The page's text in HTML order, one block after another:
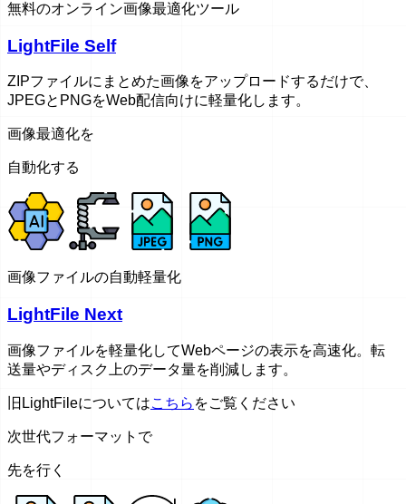
無料のオンライン画像最適化ツール
LightFile Self
ZIPファイルにまとめた画像をアップロードするだけで、
JPEGとPNGをWeb配信向けに軽量化します。
画像最適化を
自動化する
画像ファイルの自動軽量化
LightFile Next
画像ファイルを軽量化してWebページの表示を高速化。転
送量やディスク上のデータ量を削減します。
旧LightFileについてはこちら をご覧ください
次世代フォーマットで
先を行く